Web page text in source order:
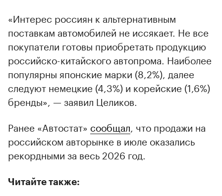
«Интерес россиян к альтернативным
поставкам автомобилей не иссякает. Не все
покупатели готовы приобретать продукцию
российско-китайского автопрома. Наиболее
популярны японские марки (8,2%), далее
следуют немецкие (4,3%) и корейские (1,6%)
бренды», — заявил Целиков.
Ранее «Автостат» сообщал , что продажи на
российском авторынке в июле оказались
рекордными за весь 2026 год.
Читайте также: